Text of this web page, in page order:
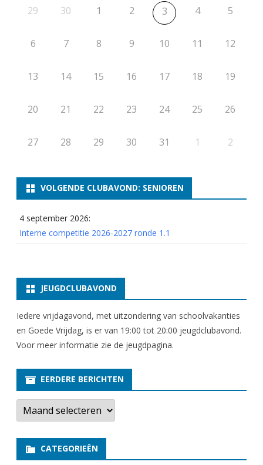
r
1
F
E
S
T
29
30 1 2 3 4 5
6 7 8 9 10 11 12
13 14 15 16 17 18 19
20 21 22 23 24 25 26
27 28 29 30 31 1 2
VOLGENDE CLUBAVOND: SENIOREN
4 september 2026:
Interne competitie 2026-2027 ronde 1.1
JEUGDCLUBAVOND
Iedere vrijdagavond, met uitzondering van schoolvakanties
en Goede Vrijdag, is er van 19:00 tot 20:00 jeugdclubavond.
Voor meer informatie zie de jeugdpagina.
EERDERE BERICHTEN
E
r
e
e
CATEGORIEËN